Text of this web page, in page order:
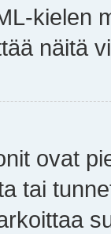
kielen
näitä
ovat
tai